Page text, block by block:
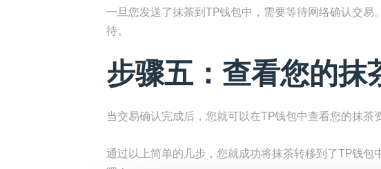
一旦您发送了抹茶到TP钱包中，需要等待网络确认交易
待。
步骤五：查看您的抹
当交易确认完成后，您就可以在TP钱包中查看您的抹茶
通过以上简单的几步，您就成功将抹茶转移到了TP钱包